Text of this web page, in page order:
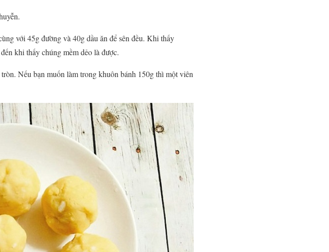
với 45g đường và 40g dầu ăn để sên đều. Khi thấy
khi thấy chúng mềm dẻo là được.
Nếu bạn muốn làm trong khuôn bánh 150g thì một viên